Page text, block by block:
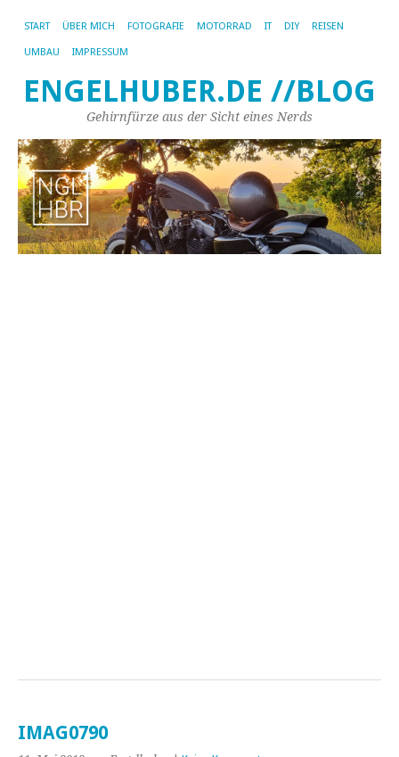
START ÜBER MICH FOTOGRAFIE MOTORRAD IT DIY REISEN
UMBAU IMPRESSUM
ENGELHUBER.DE //BLOG
Gehirnfürze aus der Sicht eines Nerds
IMAG0790